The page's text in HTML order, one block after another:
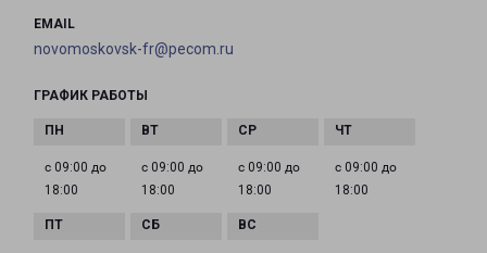
EMAIL
novomoskovsk-fr@pecom.ru
ГРАФИК РАБОТЫ
с 09:00 до
18:00
с 09:00 до
18:00
с 09:00 до
18:00
с 09:00 до
18:00